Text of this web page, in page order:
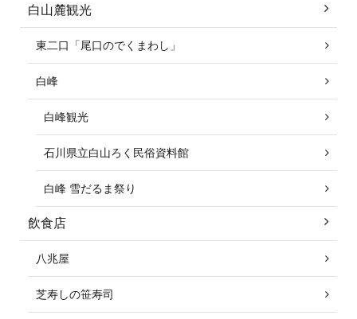
白山麓観光
東二口「尾口のでくまわし」
白峰
白峰観光
石川県立白山ろく民俗資料館
白峰 雪だるま祭り
飲食店
八兆屋
芝寿しの笹寿司